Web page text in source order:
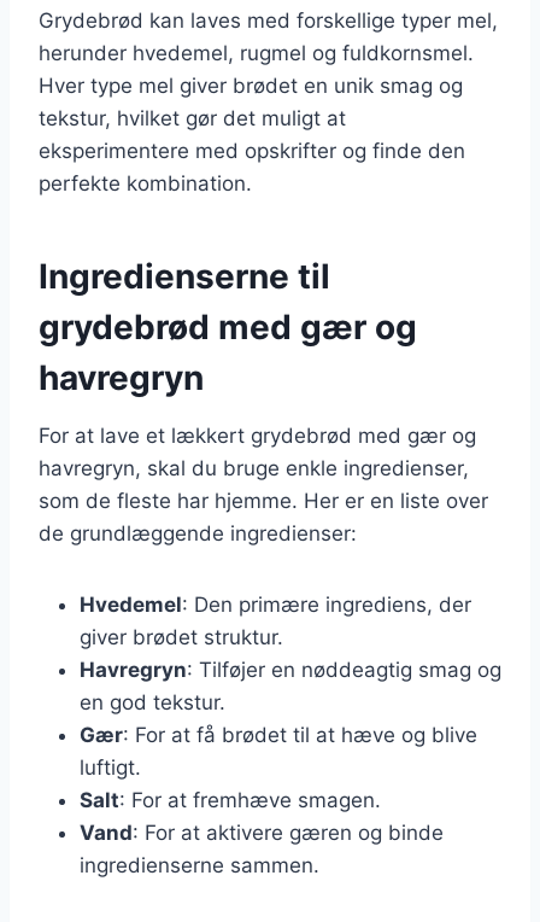
Grydebrød kan laves med forskellige typer mel,
herunder hvedemel, rugmel og fuldkornsmel.
Hver type mel giver brødet en unik smag og
tekstur, hvilket gør det muligt at
eksperimentere med opskrifter og finde den
perfekte kombination.
Ingredienserne til
grydebrød med gær og
havregryn
For at lave et lækkert grydebrød med gær og
havregryn, skal du bruge enkle ingredienser,
som de fleste har hjemme. Her er en liste over
de grundlæggende ingredienser:
Hvedemel: Den primære ingrediens, der
giver brødet struktur.
Havregryn: Tilføjer en nøddeagtig smag og
en god tekstur.
Gær: For at få brødet til at hæve og blive
luftigt.
Salt: For at fremhæve smagen.
Vand: For at aktivere gæren og binde
ingredienserne sammen.